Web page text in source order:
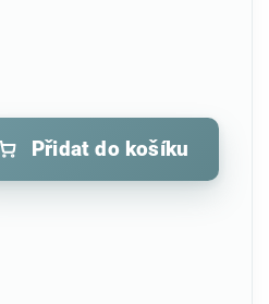
Přidat do košíku